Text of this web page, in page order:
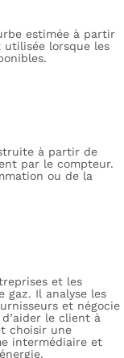
estimée à partir
utilisée lorsque les
à partir de
par le compteur.
ou de la
et les
gaz. Il analyse les
et négocie
le client à
choisir une
intermédiaire et